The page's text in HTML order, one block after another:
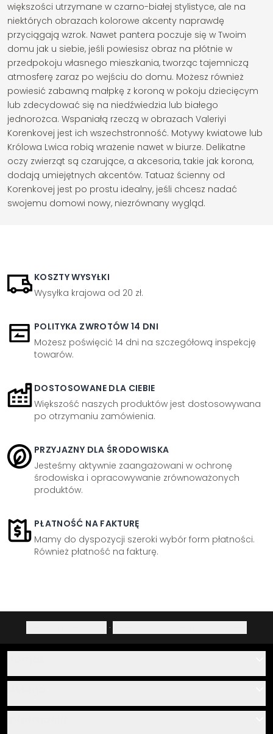
większości utrzymane w czarno-białej stylistyce, ale na
niektórych obrazach kolorowe akcenty naprawdę
przyciągają wzrok. Nawet pantera poczuje się w Twoim
domu jak u siebie, jeśli powiesisz obraz na płótnie w
przedpokoju własnego mieszkania, tworząc tajemniczą
atmosferę zaraz po wejściu do domu. Możesz również
powiesić zabawną małpkę z koroną w pokoju dziecięcym
lub zdecydować się na niedźwiedzia lub białego
jednorożca. Wspaniałą rzeczą w obrazach Valeriyi
Korenkovej jest ich wszechstronność. Motywy kwiatowe lub
Królowa Lwica robią wrażenie nawet w biurze. Delikatne
oczy zwierząt są czarujące, a akcesoria, takie jak korona,
dodają umiejętnych akcentów. Tatuaż ścienny od
Korenkovej jest po prostu idealny, jeśli chcesz nadać
swojemu domowi nowy, niezrównany wygląd.
KOSZTY WYSYŁKI
Wysyłka krajowa od 20 zł.
POLITYKA ZWROTÓW 14 DNI
Możesz poświęcić 14 dni na szczegółową inspekcję
towarów.
DOSTOSOWANE DLA CIEBIE
Większość naszych produktów jest dostosowywana
po otrzymaniu zamówienia.
PRZYJAZNY DLA ŚRODOWISKA
Jesteśmy aktywnie zaangażowani w ochronę
środowiska i opracowywanie zrównoważonych
produktów.
PŁATNOŚĆ NA FAKTURĘ
Mamy do dyspozycji szeroki wybór form płatności.
Również płatność na fakturę.
·
O nas